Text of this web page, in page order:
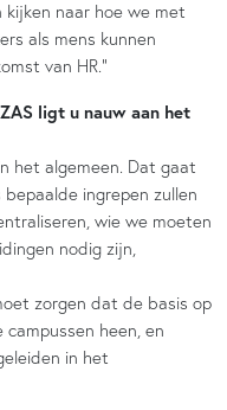
naar hoe we met
als mens kunnen
van HR.”
ligt u nauw aan het
het algemeen. Dat gaat
ingrepen zullen
wie we moeten
nodig zijn,
zorgen dat de basis op
heen, en
in het